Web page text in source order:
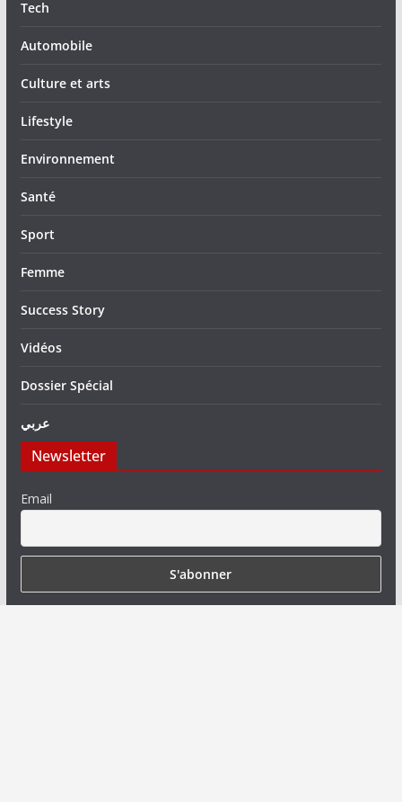
Tech
Automobile
Culture et arts
Lifestyle
Environnement
Santé
Sport
Femme
Success Story
Vidéos
Dossier Spécial
عربي
Newsletter
Email